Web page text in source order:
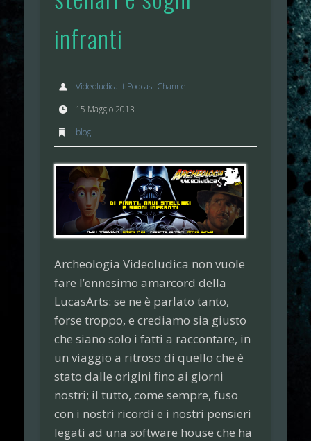
infranti
Videoludica.it Podcast Channel
15 Maggio 2013
blog
Archeologia Videoludica non vuole
fare l’ennesimo amarcord della
LucasArts: se ne è parlato tanto,
forse troppo, e crediamo sia giusto
che siano solo i fatti a raccontare, in
un viaggio a ritroso di quello che è
stato dalle origini fino ai giorni
nostri; il tutto, come sempre, fuso
con i nostri ricordi e i nostri pensieri
legati ad una software house che ha